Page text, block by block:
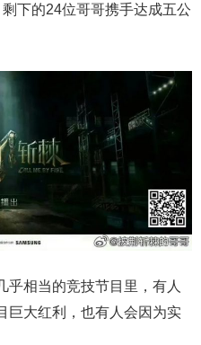
下的24位哥哥携手达成五公
乎相当的竞技节目里，有人
巨大红利，也有人会因为实